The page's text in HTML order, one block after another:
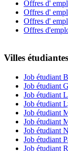
Offres d'
Offres d'
Offres d'
Offres
Villes étudiantes
Job étudiant
Job étudiant
Job étudiant
Job étudiant
Job étudiant
Job étudiant
Job étudiant
Job étudiant
Job étudiant